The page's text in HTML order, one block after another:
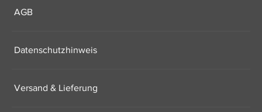
AGB
Datenschutzhinweis
Versand & Lieferung